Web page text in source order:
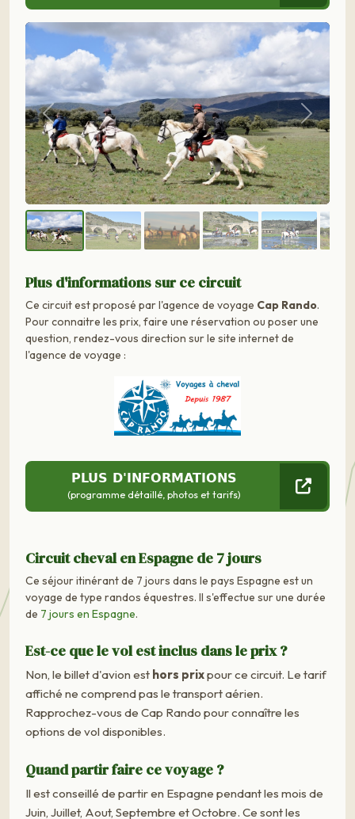
Précédent Suivant
Plus d'informations sur ce circuit
Ce circuit est proposé par l'agence de voyage Cap Rando.
Pour connaitre les prix, faire une réservation ou poser une
question, rendez-vous direction sur le site internet de
l'agence de voyage :
PLUS D'INFORMATIONS
(programme détaillé, photos et tarifs)
Circuit cheval en Espagne de 7 jours
Ce séjour itinérant de 7 jours dans le pays Espagne est un
voyage de type randos équestres. Il s'effectue sur une durée
de 7 jours en Espagne.
Est-ce que le vol est inclus dans le prix ?
Non, le billet d'avion est hors prixpour ce circuit. Le tarif
affiché ne comprend pas le transport aérien.
Rapprochez-vous de Cap Rando pour connaître les
options de vol disponibles.
Quand partir faire ce voyage ?
Il est conseillé de partir en Espagne pendant les mois de
Juin, Juillet, Aout, Septembre et Octobre. Ce sont les